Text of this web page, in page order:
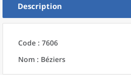
Description
Code : 7606
Nom : Béziers